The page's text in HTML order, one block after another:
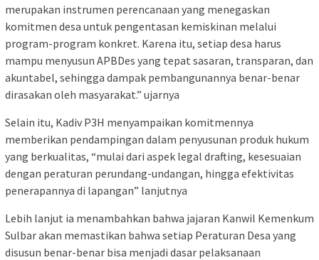
merupakan instrumen perencanaan yang menegaskan
komitmen desa untuk pengentasan kemiskinan melalui
program-program konkret. Karena itu, setiap desa harus
mampu menyusun APBDes yang tepat sasaran, transparan, dan
akuntabel, sehingga dampak pembangunannya benar-benar
dirasakan oleh masyarakat.” ujarnya
Selain itu, Kadiv P3H menyampaikan komitmennya
memberikan pendampingan dalam penyusunan produk hukum
yang berkualitas, “mulai dari aspek legal drafting, kesesuaian
dengan peraturan perundang-undangan, hingga efektivitas
penerapannya di lapangan” lanjutnya
Lebih lanjut ia menambahkan bahwa jajaran Kanwil Kemenkum
Sulbar akan memastikan bahwa setiap Peraturan Desa yang
disusun benar-benar bisa menjadi dasar pelaksanaan